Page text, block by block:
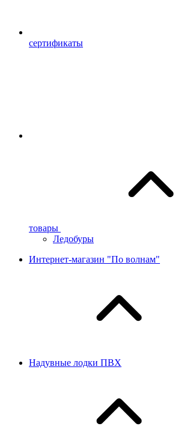
сертификаты
товары
Ледобуры
Интернет-магазин "По волнам"
Надувные лодки ПВХ